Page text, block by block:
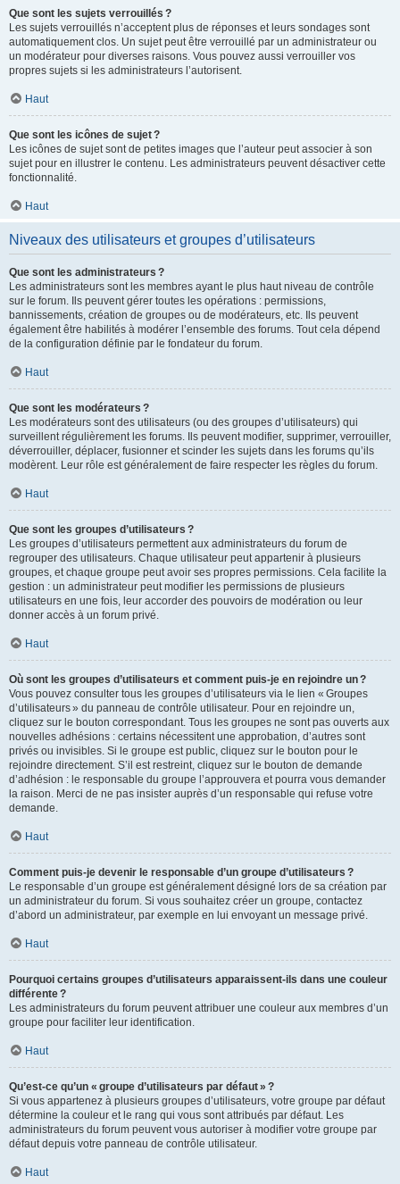
Que sont les sujets verrouillés ?
Les sujets verrouillés n’acceptent plus de réponses et leurs sondages sont
automatiquement clos. Un sujet peut être verrouillé par un administrateur ou
un modérateur pour diverses raisons. Vous pouvez aussi verrouiller vos
propres sujets si les administrateurs l’autorisent.
Haut
Que sont les icônes de sujet ?
Les icônes de sujet sont de petites images que l’auteur peut associer à son
sujet pour en illustrer le contenu. Les administrateurs peuvent désactiver cette
fonctionnalité.
Haut
Niveaux des utilisateurs et groupes d’utilisateurs
Que sont les administrateurs ?
Les administrateurs sont les membres ayant le plus haut niveau de contrôle
sur le forum. Ils peuvent gérer toutes les opérations : permissions,
bannissements, création de groupes ou de modérateurs, etc. Ils peuvent
également être habilités à modérer l’ensemble des forums. Tout cela dépend
de la configuration définie par le fondateur du forum.
Haut
Que sont les modérateurs ?
Les modérateurs sont des utilisateurs (ou des groupes d’utilisateurs) qui
surveillent régulièrement les forums. Ils peuvent modifier, supprimer, verrouiller,
déverrouiller, déplacer, fusionner et scinder les sujets dans les forums qu’ils
modèrent. Leur rôle est généralement de faire respecter les règles du forum.
Haut
Que sont les groupes d’utilisateurs ?
Les groupes d’utilisateurs permettent aux administrateurs du forum de
regrouper des utilisateurs. Chaque utilisateur peut appartenir à plusieurs
groupes, et chaque groupe peut avoir ses propres permissions. Cela facilite la
gestion : un administrateur peut modifier les permissions de plusieurs
utilisateurs en une fois, leur accorder des pouvoirs de modération ou leur
donner accès à un forum privé.
Haut
Où sont les groupes d’utilisateurs et comment puis-je en rejoindre un ?
Vous pouvez consulter tous les groupes d’utilisateurs via le lien « Groupes
d’utilisateurs » du panneau de contrôle utilisateur. Pour en rejoindre un,
cliquez sur le bouton correspondant. Tous les groupes ne sont pas ouverts aux
nouvelles adhésions : certains nécessitent une approbation, d’autres sont
privés ou invisibles. Si le groupe est public, cliquez sur le bouton pour le
rejoindre directement. S’il est restreint, cliquez sur le bouton de demande
d’adhésion : le responsable du groupe l’approuvera et pourra vous demander
la raison. Merci de ne pas insister auprès d’un responsable qui refuse votre
demande.
Haut
Comment puis-je devenir le responsable d’un groupe d’utilisateurs ?
Le responsable d’un groupe est généralement désigné lors de sa création par
un administrateur du forum. Si vous souhaitez créer un groupe, contactez
d’abord un administrateur, par exemple en lui envoyant un message privé.
Haut
Pourquoi certains groupes d’utilisateurs apparaissent-ils dans une couleur
différente ?
Les administrateurs du forum peuvent attribuer une couleur aux membres d’un
groupe pour faciliter leur identification.
Haut
Qu’est-ce qu’un « groupe d’utilisateurs par défaut » ?
Si vous appartenez à plusieurs groupes d’utilisateurs, votre groupe par défaut
détermine la couleur et le rang qui vous sont attribués par défaut. Les
administrateurs du forum peuvent vous autoriser à modifier votre groupe par
défaut depuis votre panneau de contrôle utilisateur.
Haut